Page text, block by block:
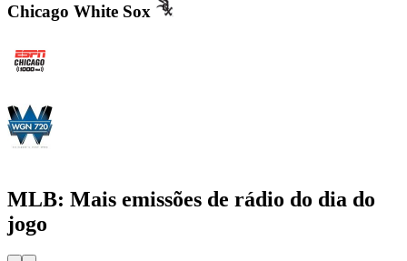
Chicago White Sox
MLB: Mais emissões de rádio do dia do
jogo